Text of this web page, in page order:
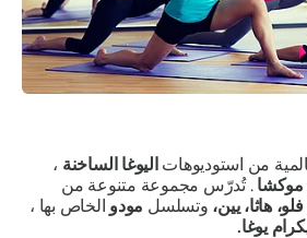
من استوديوهاتاليوغا الساخنة،
. تُدرّس مجموعة متنوعة من
هاثا، يين،وتسلسل مودوالخاص بها ،
يوغا.